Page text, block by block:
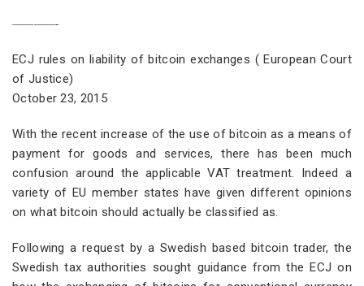
————-
ECJ rules on liability of bitcoin exchanges ( European Court
of Justice)
October 23, 2015
With the recent increase of the use of bitcoin as a means of
payment for goods and services, there has been much
confusion around the applicable VAT treatment. Indeed a
variety of EU member states have given different opinions
on what bitcoin should actually be classified as.
Following a request by a Swedish based bitcoin trader, the
Swedish tax authorities sought guidance from the ECJ on